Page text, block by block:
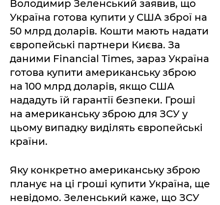
Володимир Зеленський заявив, що
Україна готова купити у США зброї на
50 млрд доларів. Кошти мають надати
європейські партнери Києва. За
даними Financial Times, зараз Україна
готова купити американську зброю
на 100 млрд доларів, якщо США
нададуть їй гарантії безпеки. Гроші
на американську зброю для ЗСУ у
цьому випадку виділять європейські
країни.
Яку конкретно американську зброю
планує на ці гроші купити Україна, ще
невідомо. Зеленський каже, що ЗСУ